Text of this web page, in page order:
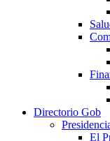
Directorio Gob
El